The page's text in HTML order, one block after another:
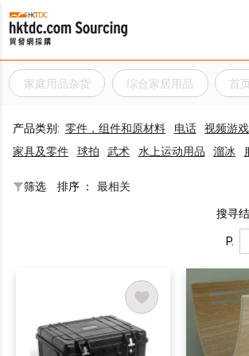
家庭用品杂货 综合家居用品 首
产品类别: 零件，组件和原材料 电话 视频游
家具及零件
球拍 武术 水上运动用品 溜冰
筛选 排序 ： 最相关
搜寻
P.